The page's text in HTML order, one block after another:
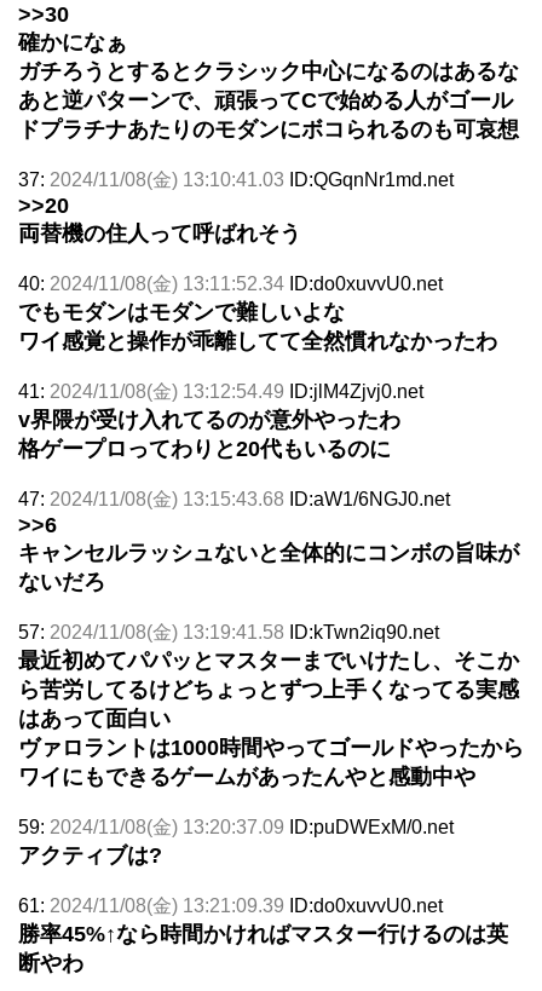
>>30
確かになぁ
ガチろうとするとクラシック中心になるのはあるな
あと逆パターンで、頑張ってCで始める人がゴール
ドプラチナあたりのモダンにボコられるのも可哀想
37: 2024/11/08(金) 13:10:41.03 ID:QGqnNr1md.net
>>20
両替機の住人って呼ばれそう
40: 2024/11/08(金) 13:11:52.34 ID:do0xuvvU0.net
でもモダンはモダンで難しいよな
ワイ感覚と操作が乖離してて全然慣れなかったわ
41: 2024/11/08(金) 13:12:54.49 ID:jlM4Zjvj0.net
v界隈が受け入れてるのが意外やったわ
格ゲープロってわりと20代もいるのに
47: 2024/11/08(金) 13:15:43.68 ID:aW1/6NGJ0.net
>>6
キャンセルラッシュないと全体的にコンボの旨味が
ないだろ
57: 2024/11/08(金) 13:19:41.58 ID:kTwn2iq90.net
最近初めてパパッとマスターまでいけたし、そこか
ら苦労してるけどちょっとずつ上手くなってる実感
はあって面白い
ヴァロラントは1000時間やってゴールドやったから
ワイにもできるゲームがあったんやと感動中や
59: 2024/11/08(金) 13:20:37.09 ID:puDWExM/0.net
アクティブは?
61: 2024/11/08(金) 13:21:09.39 ID:do0xuvvU0.net
勝率45%↑なら時間かければマスター行けるのは英
断やわ